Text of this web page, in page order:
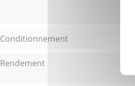
Conditionnement
Rendement